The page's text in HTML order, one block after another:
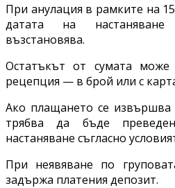
При анулация в рамките на
датата на
възстановява.
Остатъкът от сумата
рецепция — в брой или с
Ако плащането се извършва
трябва да бъде
настаняване съгласно
При неявяване по
задържа платения депозит.